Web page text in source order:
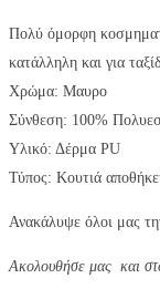
Πολύ όμορφη
κατάλληλη και για
Χρώμα: Μαυρο
Σύνθεση: 100%
Υλικό: Δέρμα PU
Τύπος: Κουτιά
Ανακάλυψε όλοι μας
Aκολουθήσε μας και